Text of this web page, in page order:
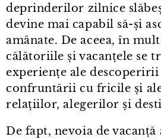
deprinderilor zilnice
devine mai capabil să-și
amânate. De aceea, în
călătoriile și vacanțele se
experiențe ale descoperirii
confruntării cu fricile și
relațiilor, alegerilor și
De fapt, nevoia de vacanță